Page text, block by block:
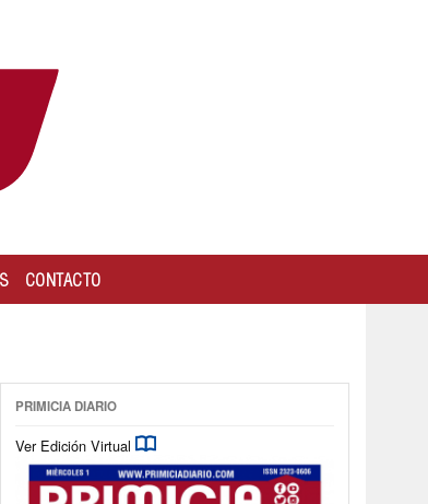
CONTACTO
PRIMICIA DIARIO
Ver Edición Virtual